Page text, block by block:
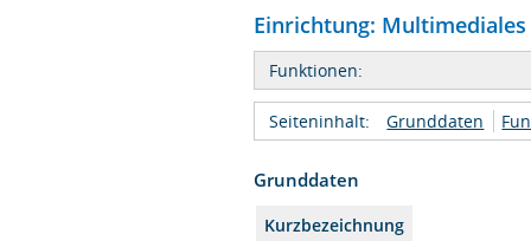
Einrichtung:
Funktionen:
Seiteninhalt: Grunddaten
Grunddaten
Kurzbezeichnung